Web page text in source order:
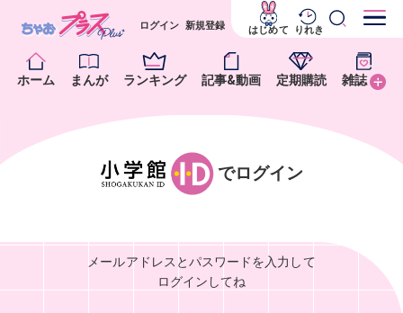
ホーム まんが ランキング 記事&動画 定期購読 雑誌
ログイン 新規登録 はじめて りれき
でログイン
メールアドレスとパスワードを入力して
ログインしてね